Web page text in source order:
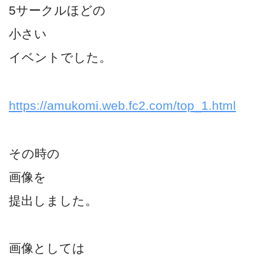
5サークルほどの
小さい
イベントでした。
https://amukomi.web.fc2.com/top_1.html
その時の
画像を
提出しました。
画像としては